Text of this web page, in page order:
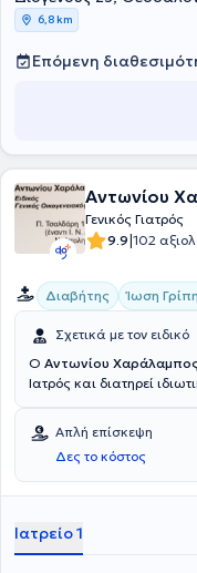
Αλλαγές. Το Ωράριο
Επείγοντα περιστατικά
6,8 km
Επόμενη
Αντωνίου
Γενικός Γιατρός
9.9|102
Διαβήτης Ίωση
Σχετικά με τον ειδικό
Ο Αντωνίου
Ιατρός και διατηρεί
Ιατρική (ΕΚΑΒ) και έχει
Λιπιδιολογία.
διαβήτη, της
υπέρτασης, της
είναι πλήρως
δυνατότητα μέτρησης
Απλή επίσκεψη
Δες το κόστος
Ιατρείο 1